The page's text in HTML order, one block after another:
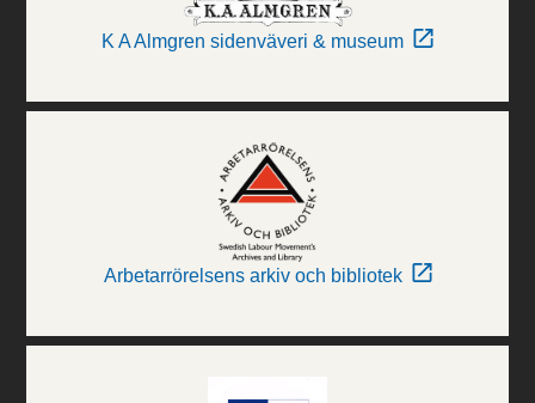
K A Almgren sidenväveri & museum
Arbetarrörelsens arkiv och bibliotek